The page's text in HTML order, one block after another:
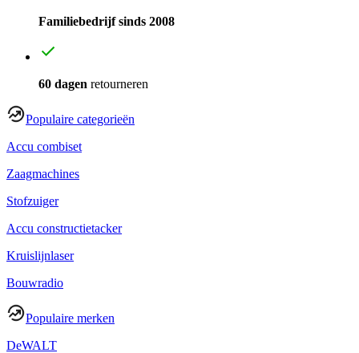
Familiebedrijf sinds 2008
60 dagen retourneren
Populaire categorieën
Accu combiset
Zaagmachines
Stofzuiger
Accu constructietacker
Kruislijnlaser
Bouwradio
Populaire merken
DeWALT